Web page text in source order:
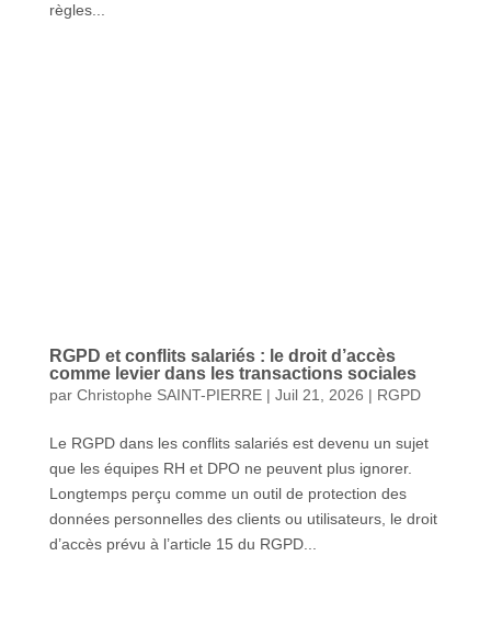
règles...
RGPD et conflits salariés : le droit d’accès
comme levier dans les transactions sociales
par Christophe SAINT-PIERRE| Juil 21, 2026 | RGPD
Le RGPD dans les conflits salariés est devenu un sujet
que les équipes RH et DPO ne peuvent plus ignorer.
Longtemps perçu comme un outil de protection des
données personnelles des clients ou utilisateurs, le droit
d’accès prévu à l’article 15 du RGPD...